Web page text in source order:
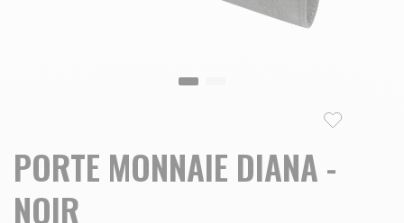
PORTE MONNAIE DIANA -
NOIR